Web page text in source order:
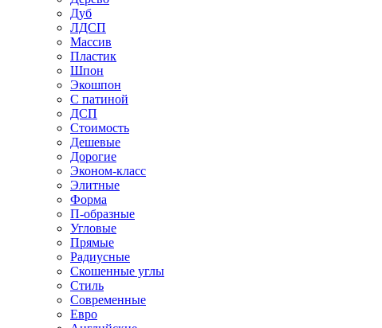
Дуб
ЛДСП
Массив
Пластик
Шпон
Экошпон
С патиной
ДСП
Стоимость
Дешевые
Дорогие
Эконом-класс
Элитные
Форма
П-образные
Угловые
Прямые
Радиусные
Скошенные углы
Стиль
Современные
Евро